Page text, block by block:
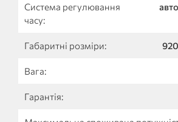
Система регулювання
часу:
Габаритні розміри:
Вага:
Гарантія: